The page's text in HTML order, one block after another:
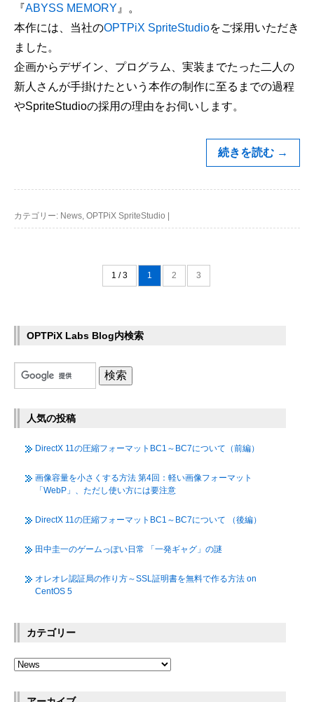
『ABYSS MEMORY 』。
本作には、当社のOPTPiX SpriteStudioをご採用いただき
ました。
企画からデザイン、プログラム、実装までたった二人の
新人さんが手掛けたという本作の制作に至るまでの過程
やSpriteStudioの採用の理由をお伺いします。
続きを読む →
カテゴリー: News, OPTPiX SpriteStudio
1 / 3 1 2 3
OPTPiX Labs Blog内検索
人気の投稿
DirectX 11の圧縮フォーマットBC1～BC7について（前編）
画像容量を小さくする方法 第4回：軽い画像フォーマット
「WebP」、ただし使い方には要注意
DirectX 11の圧縮フォーマットBC1～BC7について （後編）
田中圭一のゲームっぽい日常 「一発ギャグ」の謎
オレオレ認証局の作り方～SSL証明書を無料で作る方法 on
CentOS 5
カテゴリー